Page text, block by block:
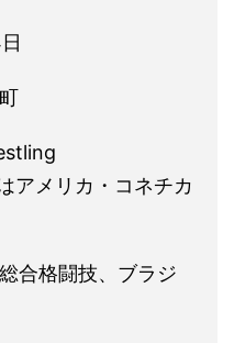
メリカ・コネチカ
合格闘技、ブラジ